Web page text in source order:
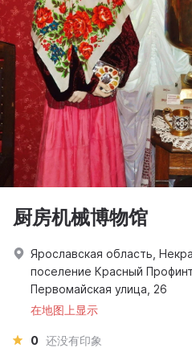
厨房机械博物馆
Ярославская область,
поселение Красный
Первомайская улица, 26
在地图上显示
0 还没有印象